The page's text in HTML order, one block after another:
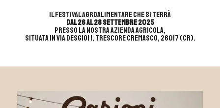
il festival agroalimentare che si terrà
dal 26 al 28 settembre 2025
presso la nostra azienda agricola,
situata in Via Desgioi 1, Trescore Cremasco, 26017 (CR).